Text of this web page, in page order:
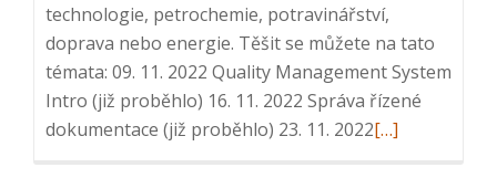
technologie, petrochemie, potravinářství,
doprava nebo energie. Těšit se můžete na tato
témata: 09. 11. 2022 Quality Management System
Intro (již proběhlo) 16. 11. 2022 Správa řízené
dokumentace (již proběhlo) 23. 11. 2022Read
[…]